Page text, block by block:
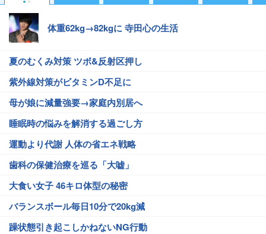
体重62kg→82kgに 寺田心の生活
夏のむくみ対策 ツボ&反射区押し
紫外線対策がビタミンD不足に
母が娘に減量強要→家庭内別居へ
睡眠時の悩みを解消する過ごし方
運動より代謝 人体の省エネ戦略
歯科の保健治療を巡る「大嘘」
大食い女子 46キロ体型の秘密
バランスボール毎日10分で20kg減
躁状態引き起こしかねないNG行動